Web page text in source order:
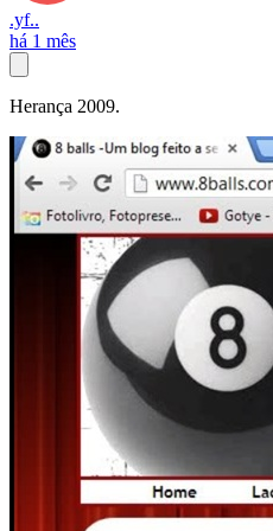
.yf..
há 1 mês
Herança 2009.